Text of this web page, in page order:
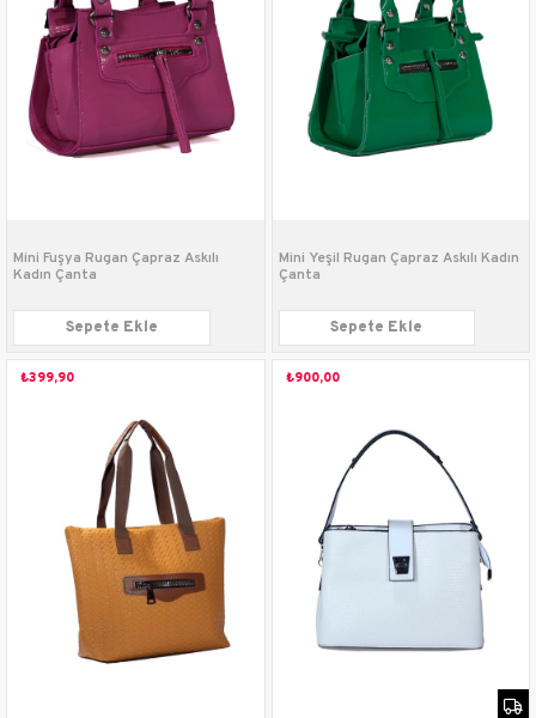
Mini Fuşya Rugan Çapraz Askılı
Kadın Çanta
Sepete Ekle
Mini Yeşil Rugan Çapraz Askılı Kadın
Çanta
Sepete Ekle
₺399,90 ₺900,00